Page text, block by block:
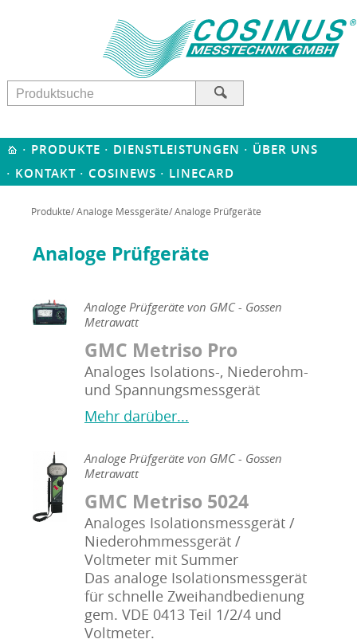
· PRODUKTE · DIENSTLEISTUNGEN · ÜBER UNS
· KONTAKT · COSINEWS · LINECARD
Produkte/Analoge Messgeräte/ Analoge Prüfgeräte
Analoge Prüfgeräte
Analoge Prüfgeräte von GMC - Gossen
Metrawatt
GMC Metriso Pro
Analoges Isolations-, Niederohm-
und Spannungsmessgerät
Mehr darüber...
Analoge Prüfgeräte von GMC - Gossen
Metrawatt
GMC Metriso 5024
Analoges Isolationsmessgerät /
Niederohmmessgerät /
Voltmeter mit Summer
Das analoge Isolationsmessgerät
für schnelle Zweihandbedienung
gem. VDE 0413 Teil 1/2/4 und
Voltmeter.